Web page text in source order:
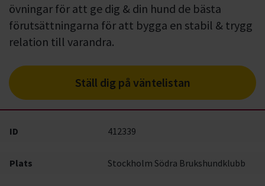
övningar för att ge dig & din hund de bästa
förutsättningarna för att bygga en stabil & trygg
relation till varandra.
Ställ dig på väntelistan
ID 412339
Plats Stockholm Södra Brukshundklubb